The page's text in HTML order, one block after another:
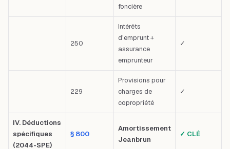
foncière
250
Intérêts
d'emprunt +
assurance
emprunteur
✓
229
Provisions pour
charges de
copropriété
✓
IV. Déductions
spécifiques
(2044-SPE)
§ 800
Amortissement
Jeanbrun
✓ CLÉ